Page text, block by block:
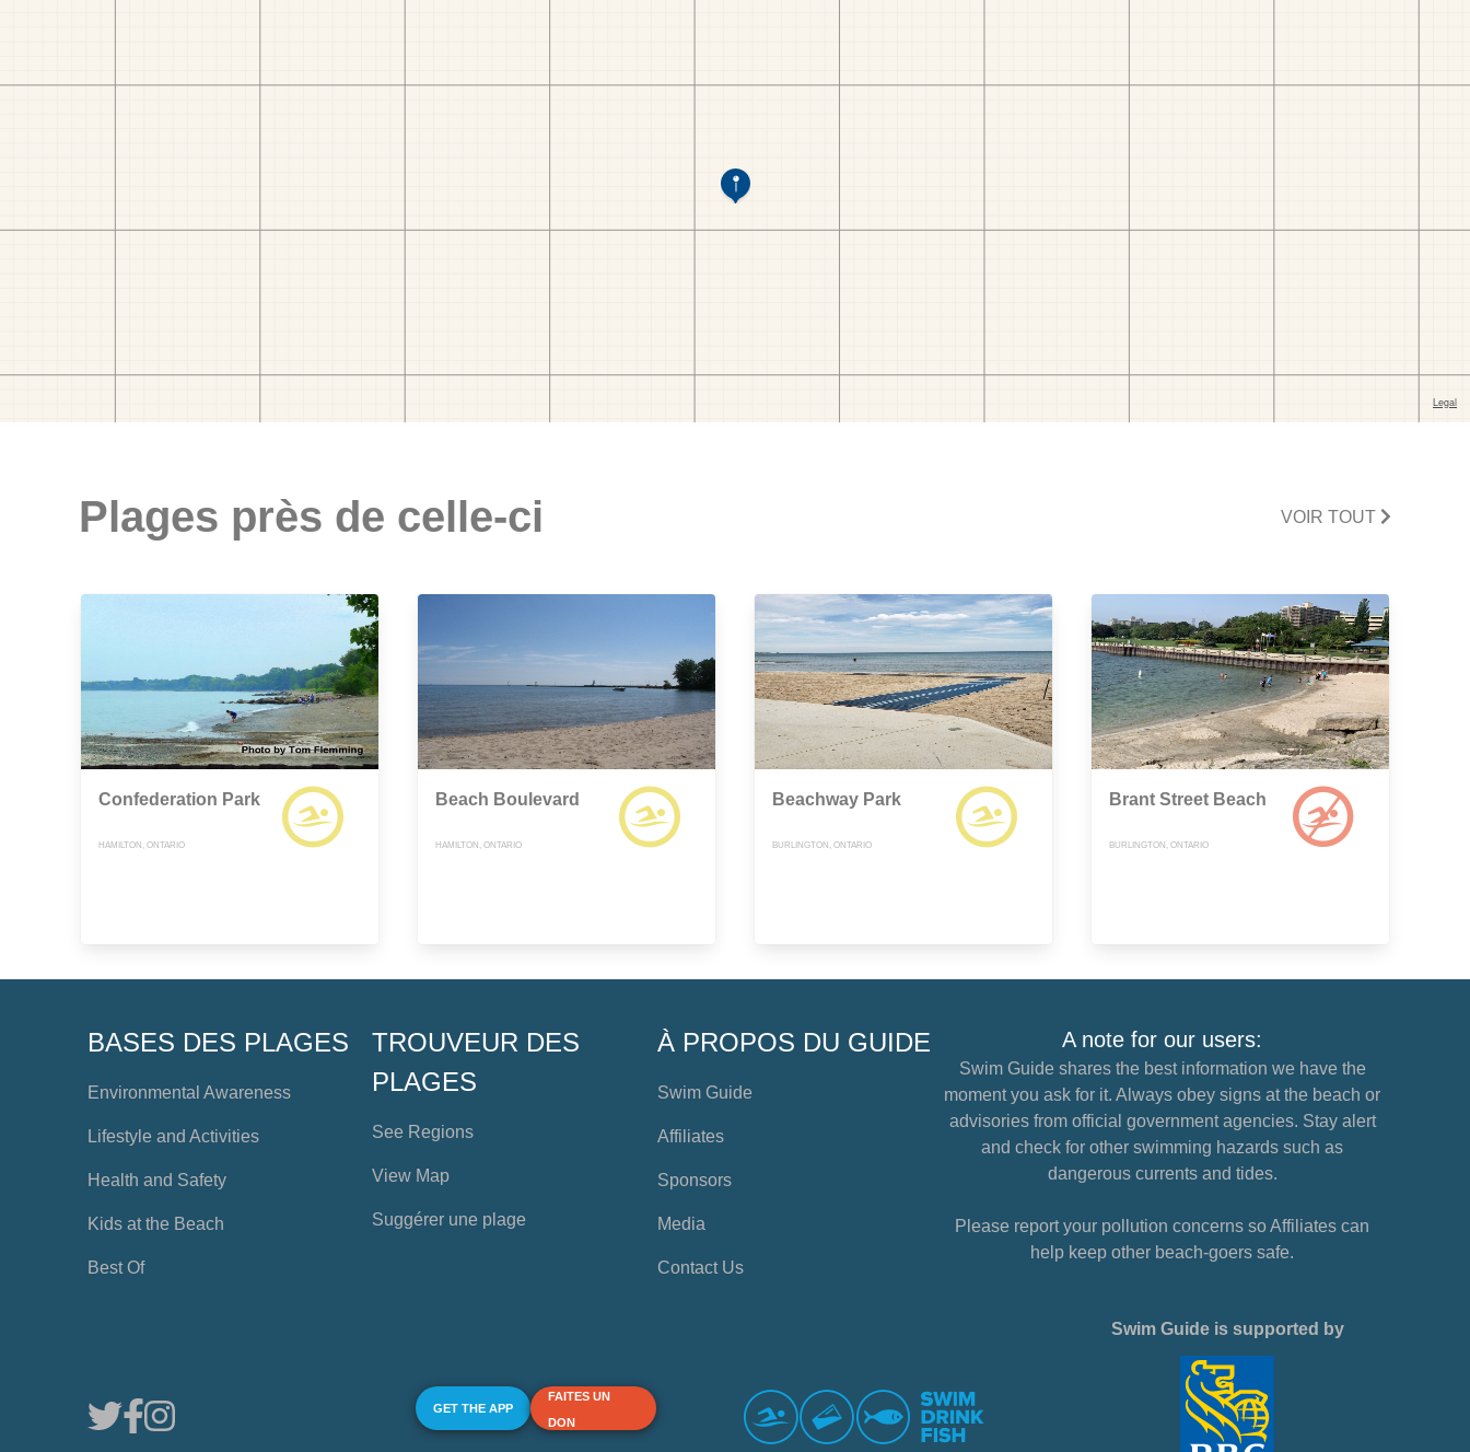
Plages près de celle-ci VOIR TOUT
Confederation Park
HAMILTON, ONTARIO
Beach Boulevard
HAMILTON, ONTARIO
Beachway Park
BURLINGTON, ONTARIO
Brant Street Beach
BURLINGTON, ONTARIO
BASES DES PLAGES
Environmental Awareness
Lifestyle and Activities
Health and Safety
Kids at the Beach
Best Of
TROUVEUR DES
PLAGES
See Regions
View Map
Suggérer une plage
À PROPOS DU GUIDE
Swim Guide
Affiliates
Sponsors
Media
Contact Us
A note for our users:
Swim Guide shares the best information we have the
moment you ask for it. Always obey signs at the beach or
advisories from official government agencies. Stay alert
and check for other swimming hazards such as
dangerous currents and tides.
Please report your pollution concerns so Affiliates can
help keep other beach-goers safe.
GET THE APP
FAITES UN
DON
Swim Guide is supported by